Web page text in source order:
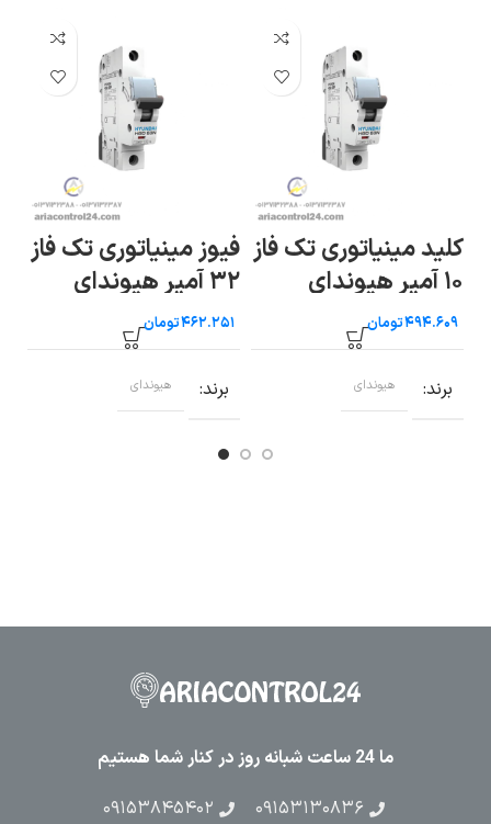
فیوز مینیاتوری تک فاز
۳۲ آمپر هیوندای
تومان
برند هیوندای
فیوز مینیاتوری تک فاز
۴ آمپر هیوندای
تومان
برند هیوندای
ما 24 ساعت شبانه روز در کنار شما هستیم
۰۹۱۵۳۱۳۰۸۳۶
۰۹۱۵۳۸۴۵۴۰۲